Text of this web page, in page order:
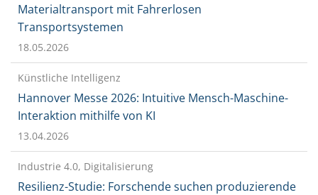
Materialtransport mit Fahrerlosen
Transportsystemen
18.05.2026
Künstliche Intelligenz
Hannover Messe 2026: Intuitive Mensch-Maschine-
Interaktion mithilfe von KI
13.04.2026
Industrie 4.0, Digitalisierung
Resilienz-Studie: Forschende suchen produzierende